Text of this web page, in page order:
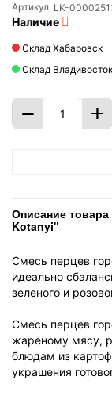
Артикул: LK-
Наличие
Склад Хабаровск
Склад Владивосток
+
−
Описание
Kotanyi"
Смесь перцев
идеально
зеленого и
Смесь перцев
жареному мясу,
блюдам из
украшения